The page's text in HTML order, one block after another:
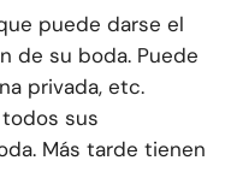
puede darse el
de su boda. Puede
privada, etc.
sus
Más tarde tienen